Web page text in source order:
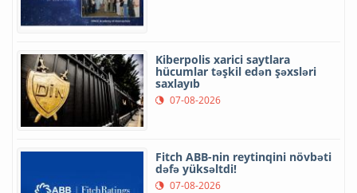
Kiberpolis xarici saytlara
hücumlar təşkil edən şəxsləri
saxlayıb
07-08-2026
Fitch ABB-nin reytinqini növbəti
dəfə yüksəltdi!
07-08-2026